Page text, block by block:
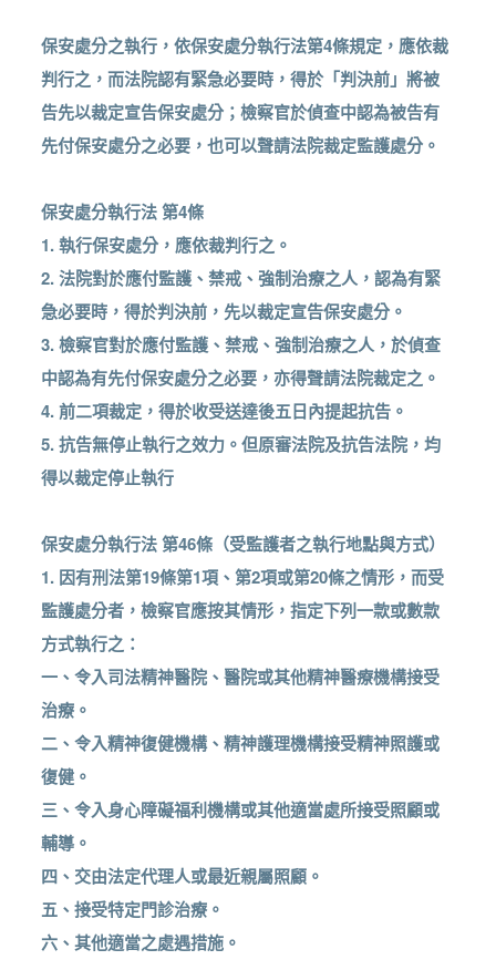
保安處分之執行，依保安處分執行法第4條規定，應依裁
判行之，而法院認有緊急必要時，得於「判決前」將被
告先以裁定宣告保安處分；檢察官於偵查中認為被告有
先付保安處分之必要，也可以聲請法院裁定監護處分。
保安處分執行法 第4條
1. 執行保安處分，應依裁判行之。
2. 法院對於應付監護、禁戒、強制治療之人，認為有緊
急必要時，得於判決前，先以裁定宣告保安處分。
3. 檢察官對於應付監護、禁戒、強制治療之人，於偵查
中認為有先付保安處分之必要，亦得聲請法院裁定之。
4. 前二項裁定，得於收受送達後五日內提起抗告。
5. 抗告無停止執行之效力。但原審法院及抗告法院，均
得以裁定停止執行
保安處分執行法 第46條（受監護者之執行地點與方式）
1. 因有刑法第19條第1項、第2項或第20條之情形，而受
監護處分者，檢察官應按其情形，指定下列一款或數款
方式執行之：
一、令入司法精神醫院、醫院或其他精神醫療機構接受
治療。
二、令入精神復健機構、精神護理機構接受精神照護或
復健。
三、令入身心障礙福利機構或其他適當處所接受照顧或
輔導。
四、交由法定代理人或最近親屬照顧。
五、接受特定門診治療。
六、其他適當之處遇措施。